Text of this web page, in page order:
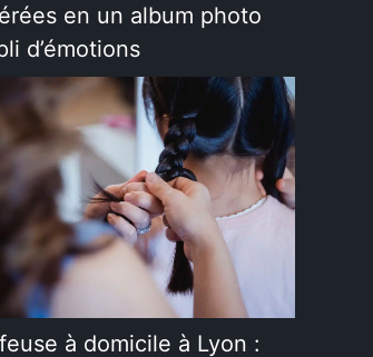
en un album photo
d’émotions
à domicile à Lyon :